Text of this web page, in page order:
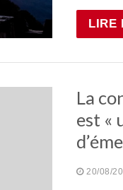
LIRE
La
est «
20/08/